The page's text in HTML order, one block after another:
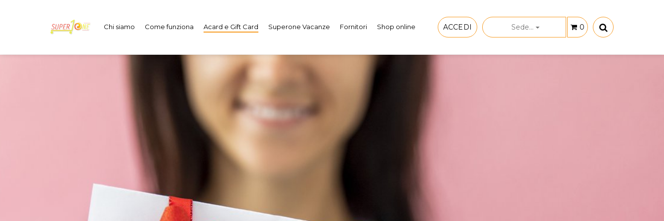
Chi siamo Come funziona Acard e Gift Card Superone Vacanze Fornitori Shop online ACCEDI Sede... 0